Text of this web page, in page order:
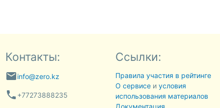
Контакты:
emailinfo@zero.kz
phone +77273888235
Ссылки:
Правила участия в рейтинге
О сервисеи условия
использования материалов
Документация